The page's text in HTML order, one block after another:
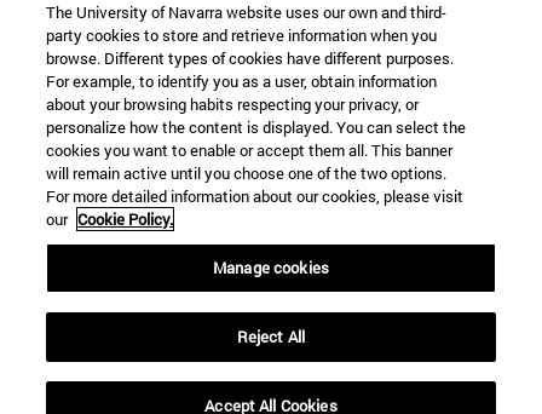
The University of Navarra website uses our own and third-
party cookies to store and retrieve information when you
browse. Different types of cookies have different purposes.
For example, to identify you as a user, obtain information
about your browsing habits respecting your privacy, or
personalize how the content is displayed. You can select the
cookies you want to enable or accept them all. This banner
will remain active until you choose one of the two options.
For more detailed information about our cookies, please visit
our Cookie Policy.
Manage cookies
Reject All
Accept All Cookies